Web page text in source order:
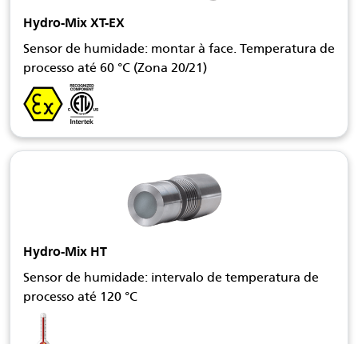
Hydro-Mix XT-EX
Sensor de humidade: montar à face. Temperatura de
processo até 60 °C (Zona 20/21)
Hydro-Mix HT
Sensor de humidade: intervalo de temperatura de
processo até 120 °C